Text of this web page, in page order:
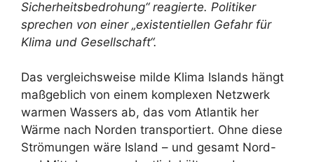
Sicherheitsbedrohung“ reagierte. Politiker
sprechen von einer „existentiellen Gefahr für
Klima und Gesellschaft“.
Das vergleichsweise milde Klima Islands hängt
maßgeblich von einem komplexen Netzwerk
warmen Wassers ab, das vom Atlantik her
Wärme nach Norden transportiert. Ohne diese
Strömungen wäre Island – und gesamt Nord-